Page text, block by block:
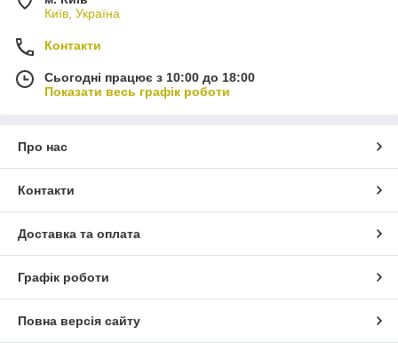
Київ, Україна
Контакти
Сьогодні працює з 10:00 до 18:00
Показати весь графік роботи
Про нас
Контакти
Доставка та оплата
Графік роботи
Повна версія сайту